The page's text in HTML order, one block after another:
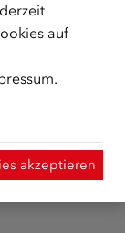
auf
.
akzeptieren